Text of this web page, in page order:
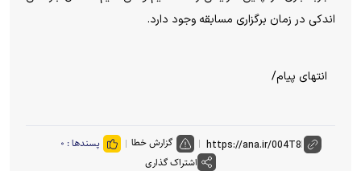
اندکی در زمان برگزاری مسابقه وجود دارد.
انتهای پیام/
گزارش خطا پسندها : ۰
اشتراک گذاری